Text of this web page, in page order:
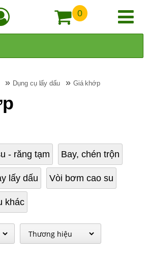
0
» Dụng cụ lấy dấu » Giá khớp
- răng tạm Bay, chén trộn
lấy dấu Vòi bơm cao su
khác